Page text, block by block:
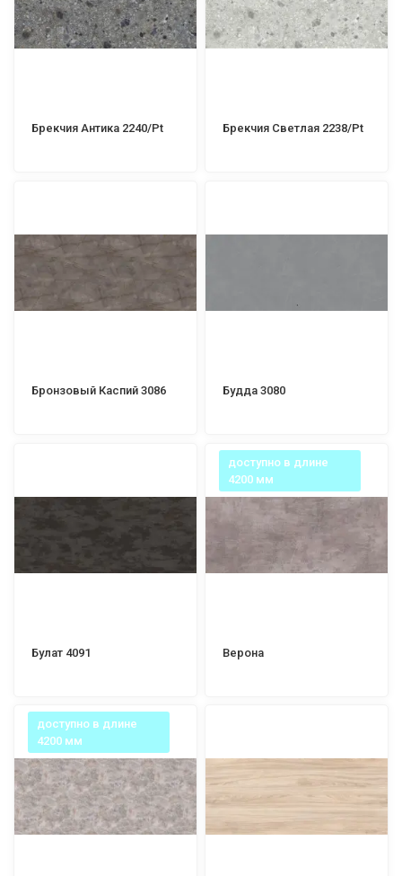
Брекчия Антика 2240/Pt Брекчия Светлая 2238/Pt
Бронзовый Каспий 3086 Будда 3080
Булат 4091
доступно в длине
4200 мм
Верона
доступно в длине
4200 мм